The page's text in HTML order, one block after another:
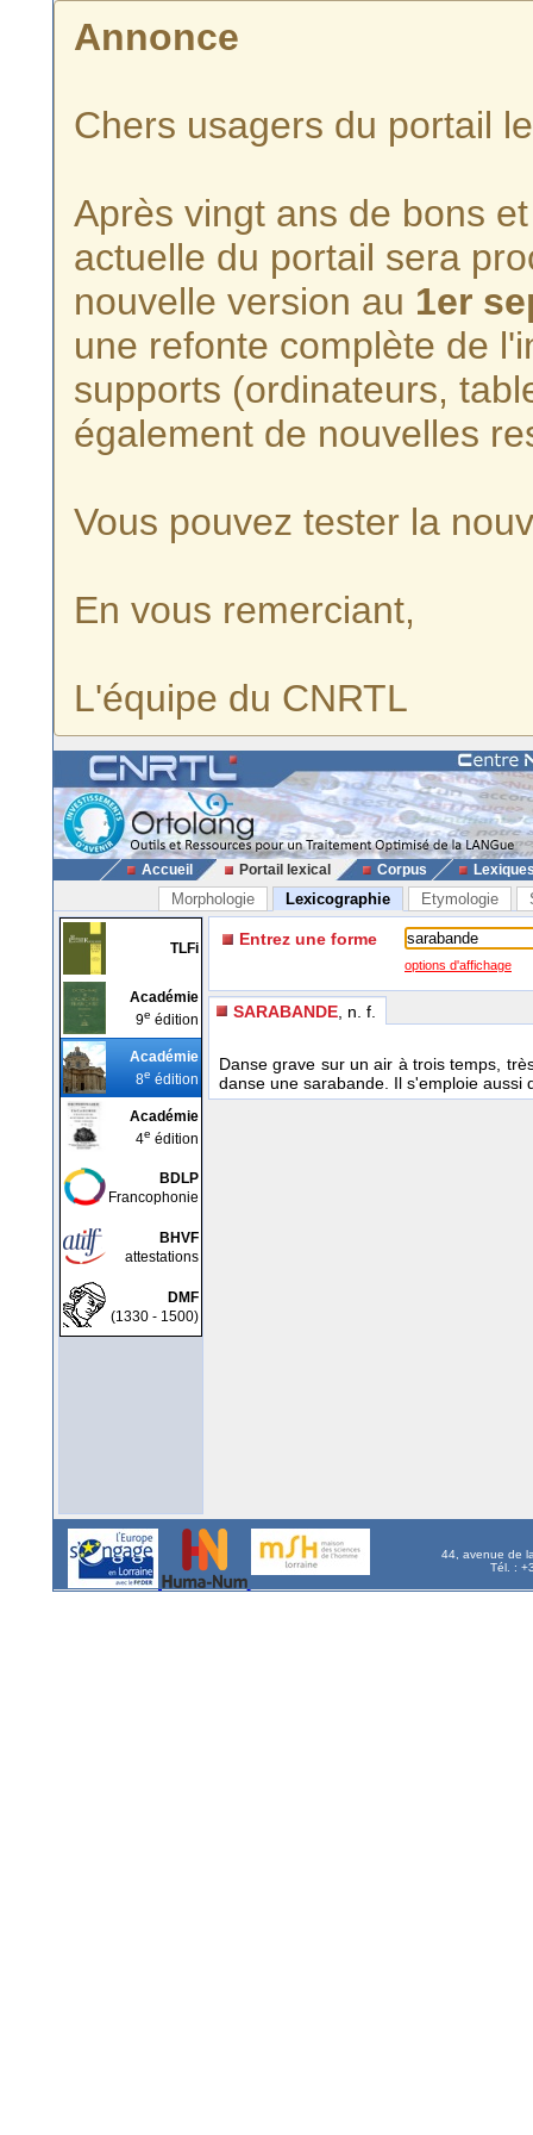
Annonce
Chers usagers du portail
Après vingt ans de bons
actuelle du portail sera
nouvelle version au 1er
une refonte complète de
supports (ordinateurs,
également de nouvelles
Vous pouvez tester la
En vous remerciant,
L'équipe du CNRTL
Accueil Portail lexical Corpus
Morphologie Lexicographie Etymologie
TLFi
Académie
9e édition
Académie
8e édition
Académie
4e édition
BDLP
Francophonie
BHVF
attestations
DMF
(1330 - 1500)
Entrez une forme
options d'affichage
SARABANDE , n. f.
Danse grave sur un air à trois temps,
danse une sarabande. Il s'emploie aussi
44, avenue de
Tél. :